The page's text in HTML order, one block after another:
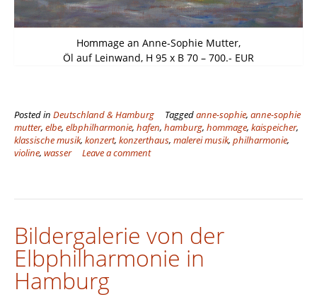
Hommage an Anne-Sophie Mutter,
Öl auf Leinwand, H 95 x B 70 – 700.- EUR
Posted in Deutschland & Hamburg Taggedanne-sophie, anne-sophie
mutter, elbe, elbphilharmonie, hafen, hamburg, hommage, kaispeicher,
klassische musik, konzert, konzerthaus, malerei musik, philharmonie,
violine, wasser Leave a comment
Bildergalerie von der
Elbphilharmonie in
Hamburg